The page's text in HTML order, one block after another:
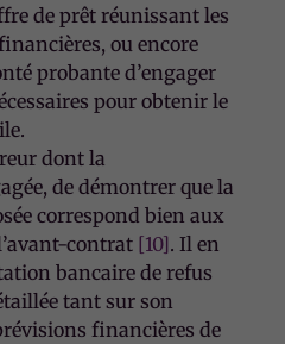
de prêt réunissant les
ou encore
probante d’engager
pour obtenir le
dont la
de démontrer que la
correspond bien aux
contrat [10]. Il en
bancaire de refus
tant sur son
financières de